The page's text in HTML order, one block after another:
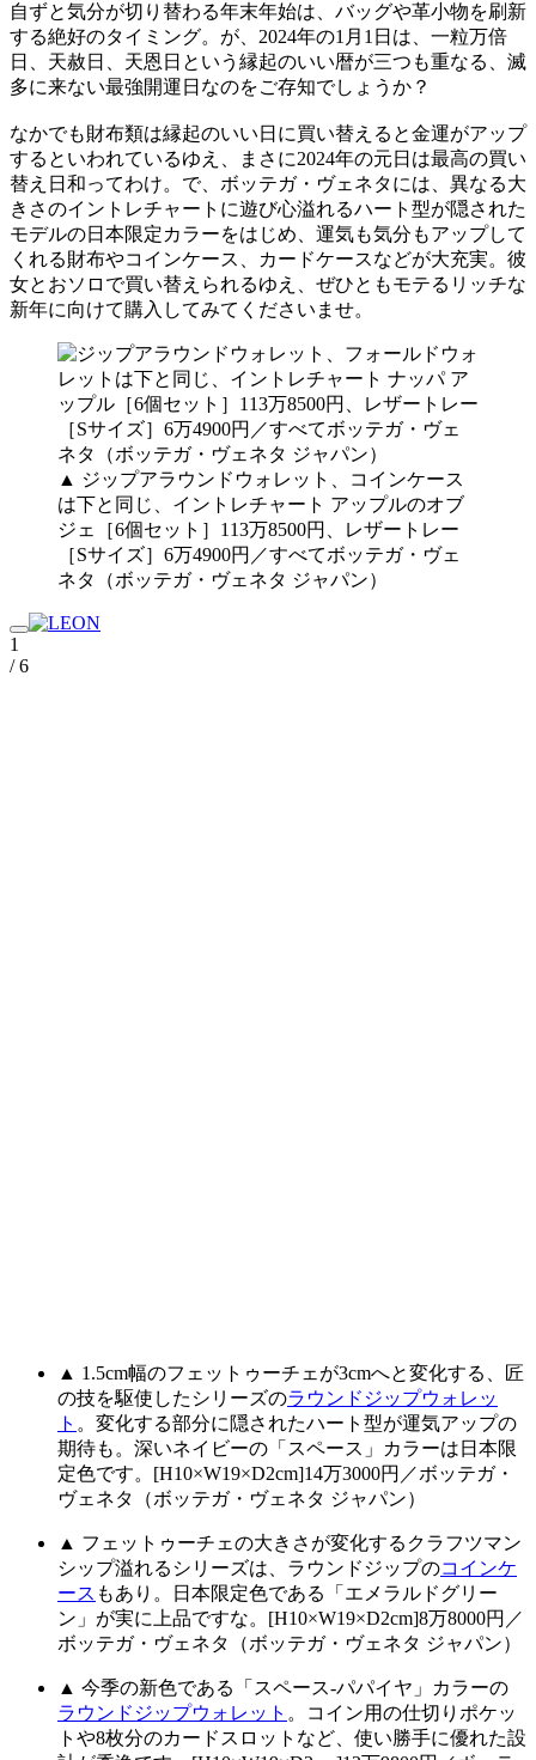
自ずと気分が切り替わる年末年始は、バッグや革小物を刷新
する絶好のタイミング。が、2024年の1月1日は、一粒万倍
日、天赦日、天恩日という縁起のいい暦が三つも重なる、滅
多に来ない最強開運日なのをご存知でしょうか？
なかでも財布類は縁起のいい日に買い替えると金運がアップ
するといわれているゆえ、まさに2024年の元日は最高の買い
替え日和ってわけ。で、ボッテガ・ヴェネタには、異なる大
きさのイントレチャートに遊び心溢れるハート型が隠された
モデルの日本限定カラーをはじめ、運気も気分もアップして
くれる財布やコインケース、カードケースなどが大充実。彼
女とおソロで買い替えられるゆえ、ぜひともモテるリッチな
新年に向けて購入してみてくださいませ。
▲ ジップアラウンドウォレット、コインケース
は下と同じ、イントレチャート アップルのオブ
ジェ［6個セット］113万8500円、レザートレー
［Sサイズ］6万4900円／すべてボッテガ・ヴェ
ネタ（ボッテガ・ヴェネタ ジャパン）
1
/ 6
▲ 1.5cm幅のフェットゥーチェが3cmへと変化する、匠
の技を駆使したシリーズのラウンドジップウォレッ
ト 。変化する部分に隠されたハート型が運気アップの
期待も。深いネイビーの「スペース」カラーは日本限
定色です。[H10×W19×D2cm]14万3000円／ボッテガ・
ヴェネタ（ボッテガ・ヴェネタ ジャパン）
▲ フェットゥーチェの大きさが変化するクラフツマン
シップ溢れるシリーズは、ラウンドジップのコインケ
ース もあり。日本限定色である「エメラルドグリー
ン」が実に上品ですな。[H10×W19×D2cm]8万8000円／
ボッテガ・ヴェネタ（ボッテガ・ヴェネタ ジャパン）
▲ 今季の新色である「スペース-パパイヤ」カラーの
ラウンドジップウォレット 。コイン用の仕切りポケッ
トや8枚分のカードスロットなど、使い勝手に優れた設